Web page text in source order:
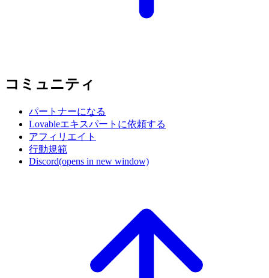
コミュニティ
パートナーになる
Lovableエキスパートに依頼する
アフィリエイト
行動規範
Discord(opens in new window)